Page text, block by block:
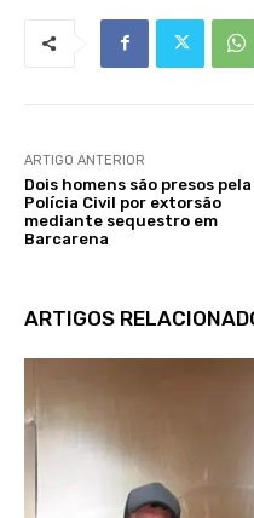
ARTIGO ANTERIOR
Dois homens são presos pela
Polícia Civil por extorsão
mediante sequestro em
Barcarena
ARTIGOS